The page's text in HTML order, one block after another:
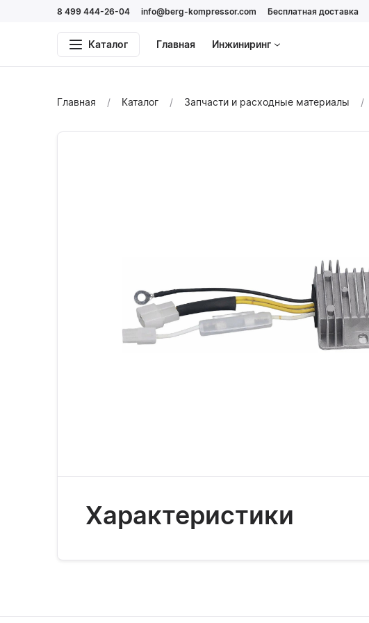
8 499 444-26-04 info@berg-kompressor.com Бесплатная доставка
Каталог Главная Инжиниринг
Главная Каталог Запчасти и расходные материалы
Характеристики